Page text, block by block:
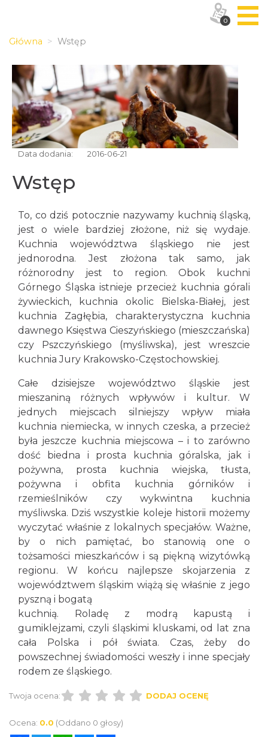
Główna Wstęp
Data dodania: 2016-06-21
Wstęp
To, co dziś potocznie nazywamy kuchnią śląską,
jest o wiele bardziej złożone, niż się wydaje.
Kuchnia województwa śląskiego nie jest
jednorodna. Jest złożona tak samo, jak
różnorodny jest to region. Obok kuchni
Górnego Śląska istnieje przecież kuchnia górali
żywieckich, kuchnia okolic Bielska-Białej, jest
kuchnia Zagłębia, charakterystyczna kuchnia
dawnego Księstwa Cieszyńskiego (mieszczańska)
czy Pszczyńskiego (myśliwska), jest wreszcie
kuchnia Jury Krakowsko-Częstochowskiej.
Całe dzisiejsze województwo śląskie jest
mieszaniną różnych wpływów i kultur. W
jednych miejscach silniejszy wpływ miała
kuchnia niemiecka, w innych czeska, a przecież
była jeszcze kuchnia miejscowa – i to zarówno
dość biedna i prosta kuchnia góralska, jak i
pożywna, prosta kuchnia wiejska, tłusta,
pożywna i obfita kuchnia górników i
rzemieślników czy wykwintna kuchnia
myśliwska. Dziś wszystkie koleje historii możemy
wyczytać właśnie z lokalnych specjałów. Ważne,
by o nich pamiętać, bo stanowią one o
tożsamości mieszkańców i są piękną wizytówką
regionu. W końcu najlepsze skojarzenia z
województwem śląskim wiążą się właśnie z jego
pyszną i bogatą
kuchnią. Roladę z modrą kapustą i
gumiklejzami, czyli śląskimi kluskami, od lat zna
cała Polska i pół świata. Czas, żeby do
powszechnej świadomości weszły i inne specjały
rodem ze śląskiego.
Twoja ocena: DODAJ OCENĘ
Ocena: 0.0 (Oddano 0 głosy)
0